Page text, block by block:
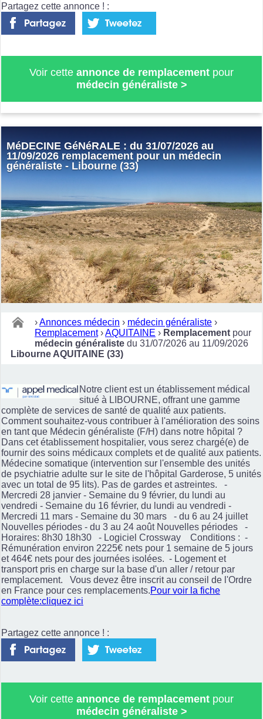
Partagez cette annonce ! :
Voir cette annonce de remplacement pour
médecin généraliste>
MéDECINE GéNéRALE : du 31/07/2026 au
11/09/2026 remplacement pour un médecin
généraliste - Libourne (33)
›Annonces médecin › médecin généraliste ›
Remplacement ›AQUITAINE › Remplacement pour
médecin généraliste du 31/07/2026 au 11/09/2026
Libourne AQUITAINE (33)
Notre client est un établissement médical
situé à LIBOURNE, offrant une gamme
complète de services de santé de qualité aux patients.
Comment souhaitez-vous contribuer à l'amélioration des soins
en tant que Médecin généraliste (F/H) dans notre hôpital ?
Dans cet établissement hospitalier, vous serez chargé(e) de
fournir des soins médicaux complets et de qualité aux patients.
Médecine somatique (intervention sur l'ensemble des unités
de psychiatrie adulte sur le site de l'hôpital Garderose, 5 unités
avec un total de 95 lits). Pas de gardes et astreintes. -
Mercredi 28 janvier - Semaine du 9 février, du lundi au
vendredi - Semaine du 16 février, du lundi au vendredi -
Mercredi 11 mars - Semaine du 30 mars - du 6 au 24 juillet
Nouvelles périodes - du 3 au 24 août Nouvelles périodes -
Horaires: 8h30 18h30 - Logiciel Crossway Conditions : -
Rémunération environ 2225€ nets pour 1 semaine de 5 jours
et 464€ nets pour des journées isolées. - Logement et
transport pris en charge sur la base d'un aller / retour par
remplacement. Vous devez être inscrit au conseil de l'Ordre
en France pour ces remplacements.Pour voir la fiche
complète:cliquez ici
Partagez cette annonce ! :
Voir cette annonce de remplacement pour
médecin généraliste>